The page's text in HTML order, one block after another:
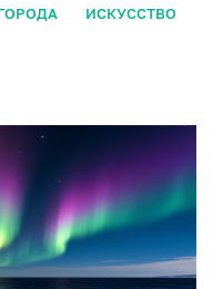
ИСКУССТВО